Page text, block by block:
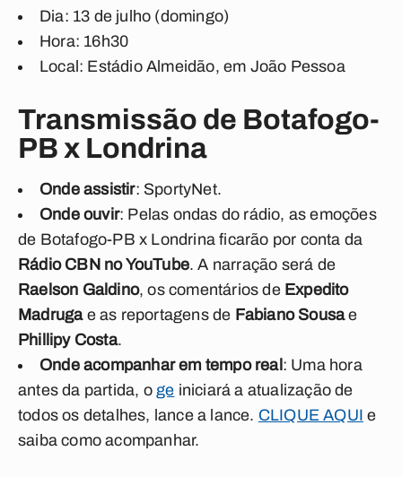
Dia: 13 de julho (domingo)
Hora: 16h30
Local: Estádio Almeidão, em João Pessoa
Transmissão de Botafogo-
PB x Londrina
Onde assistir: SportyNet.
Onde ouvir: Pelas ondas do rádio, as emoções
de Botafogo-PB x Londrina ficarão por conta da
Rádio CBN no YouTube. A narração será de
Raelson Galdino, os comentários de Expedito
Madrugae as reportagens de Fabiano Sousae
Phillipy Costa.
Onde acompanhar em tempo real : Uma hora
antes da partida, o ge iniciará a atualização de
todos os detalhes, lance a lance. CLIQUE AQUI e
saiba como acompanhar.